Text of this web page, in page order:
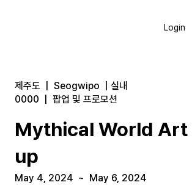
Login
제주도 Seogwipo
실내
0000
팝업 및 프로모션
Mythical World Art
up
May 4, 2024 ~ May 6, 2024